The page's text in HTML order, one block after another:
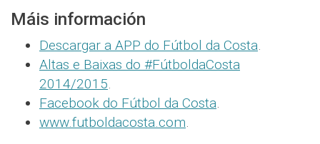
Máis información
Descargar a APP do Fútbol da Costa.
Altas e Baixas do #FútboldaCosta
2014/2015.
Facebook do Fútbol da Costa.
www.futboldacosta.com.